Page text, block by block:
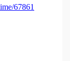
67861